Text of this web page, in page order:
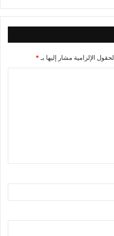
الحقول الإلزامية مشار إليها بـ *